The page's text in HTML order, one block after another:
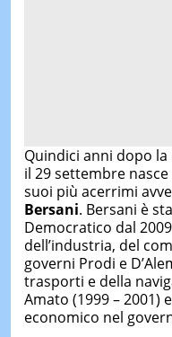
Quindici anni dopo la
il 29 settembre
suoi più acerrimi
Bersani. Bersani è
Democratico dal
dell’industria, del
governi Prodi e
trasporti e della
Amato (1999 – 2001)
economico nel